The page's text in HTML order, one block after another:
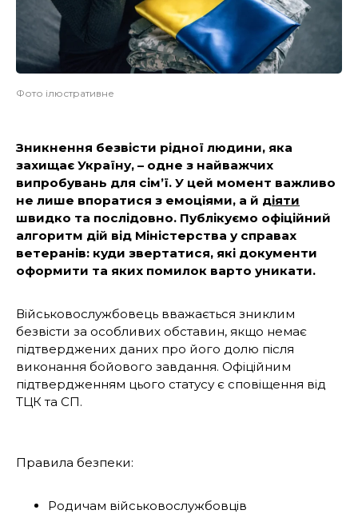
Фото ілюстративне
Зникнення безвісти рідної людини, яка
захищає Україну, – одне з найважчих
випробувань для сім’ї. У цей момент важливо
не лише впоратися з емоціями, а й діяти
швидко та послідовно. Публікуємо офіційний
алгоритм дій від Міністерства у справах
ветеранів: куди звертатися, які документи
оформити та яких помилок варто уникати.
Військовослужбовець вважається зниклим
безвісти за особливих обставин, якщо немає
підтверджених даних про його долю після
виконання бойового завдання. Офіційним
підтвердженням цього статусу є сповіщення від
ТЦК та СП.
Правила безпеки:
Родичам військовослужбовців